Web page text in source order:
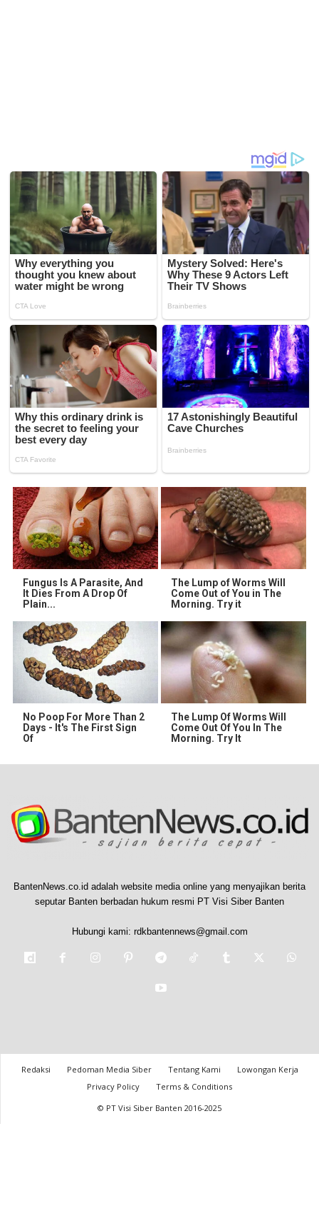
Fungus Is A Parasite, And
It Dies From A Drop Of
Plain...
The Lump of Worms Will
Come Out of You in The
Morning. Try it
No Poop For More Than 2
Days - It's The First Sign
Of
The Lump Of Worms Will
Come Out Of You In The
Morning. Try It
BantenNews.co.id adalah website media online yang menyajikan berita
seputar Banten berbadan hukum resmi PT Visi Siber Banten
Hubungi kami: rdkbantennews@gmail.com
Redaksi Pedoman Media Siber Tentang Kami
Lowongan Kerja
Privacy Policy
Terms & Conditions
© PT Visi Siber Banten 2016-2025